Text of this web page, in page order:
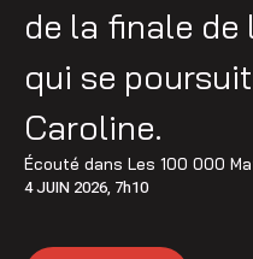
de la finale de
qui se
Caroline.
Écouté dans Les 100 000
4 JUIN 2026, 7h10